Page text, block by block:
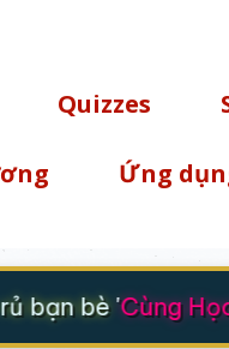
Quizzes
Ứng
bè 'Cùng Học -